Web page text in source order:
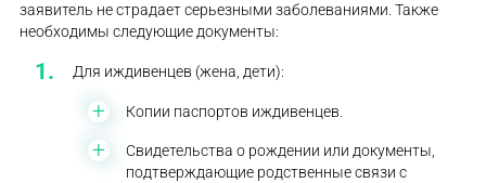
заявитель не страдает серьезными заболеваниями. Также
необходимы следующие документы:
Для иждивенцев (жена, дети):
Копии паспортов иждивенцев.
Свидетельства о рождении или документы,
подтверждающие родственные связи с